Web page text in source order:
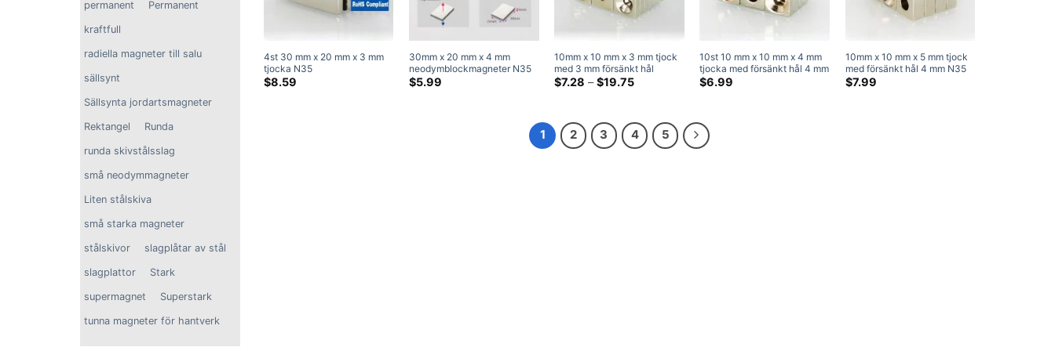
permanent Permanent
kraftfull
radiella magneter till salu
sällsynt
Sällsynta jordartsmagneter
Rektangel Runda
runda skivstålsslag
små neodymmagneter
Liten stålskiva
små starka magneter
stålskivor slagplåtar av stål
slagplattor Stark
supermagnet Superstark
tunna magneter för hantverk
4st 30 mm x 20 mm x 3 mm
tjocka N35
neodymblockmagneter
Superstarka magneter
$8.59
30mm x 20 mm x 4 mm
neodymblockmagneter N35
Starka sällsynta
jordartsmetaller rektangulära
$5.99
10mm x 10 mm x 3 mm tjock
med 3 mm försänkt hål
Neodym försänkta
blockmagneter med enkla
$7.28 – $19.75Prisklass:
10st 10 mm x 10 mm x 4 mm
tjocka med försänkt hål 4 mm
N35 starkt block rektangel
Försänkta magneter
$6.99
10mm x 10 mm x 5 mm tjock
med försänkt hål 4 mm N35
starkt block rektangel
Försänkta magneter
$7.99
1 2 3 4 5